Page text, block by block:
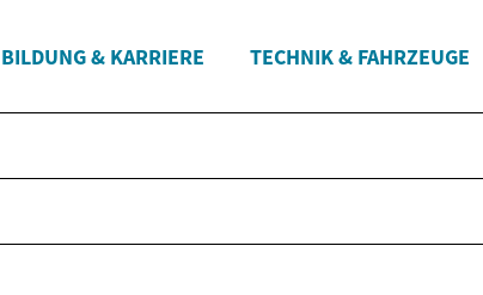
BILDUNG & KARRIERE TECHNIK & FAHRZEUGE